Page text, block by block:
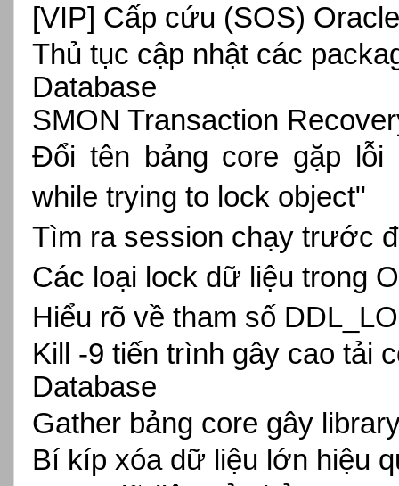
[VIP] Cấp cứu (SOS)
Thủ tục cập nhật các
Database
SMON Transaction
Đổi tên bảng core gặp lỗi
while trying to lock object"
Tìm ra session chạy trước
Các loại lock dữ liệu trong
Hiểu rõ về tham số
Kill -9 tiến trình gây cao tải
Database
Gather bảng core gây
Bí kíp xóa dữ liệu lớn hiệu